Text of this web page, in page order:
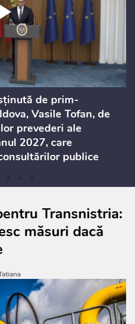
de prim-
Vasile Tofan, de
prevederi ale
2027, care
publice
Transnistria:
măsuri dacă